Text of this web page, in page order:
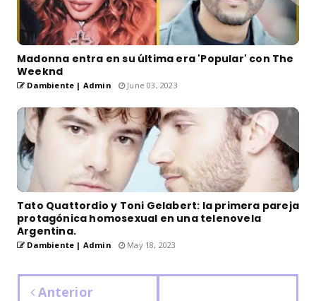
Madonna entra en su última era 'Popular' con The
Weeknd
Dambiente | Admin June 03, 2023
Tato Quattordio y Toni Gelabert: la primera pareja
protagónica homosexual en una telenovela
Argentina.
Dambiente | Admin May 18, 2023
Anterior